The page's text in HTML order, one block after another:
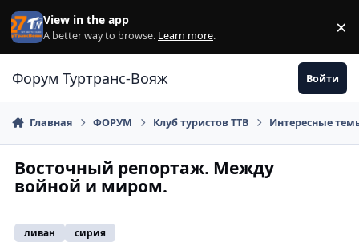
Перейти к содержанию
View in the app
A better way to browse. Learn more. ×
Форум Туртранс-Вояж Войти
Главная ФОРУМ Клуб туристов ТТВ Интересные
Восточный репортаж. Между
войной и миром.
ливан сирия